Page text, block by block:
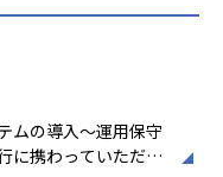
導入におけるコンサ
の案件があるため
ます。
に満ちた雰囲気が
、様々な国籍や背
ながら働いていま
ムの導入～運用保守
に携わっていただく